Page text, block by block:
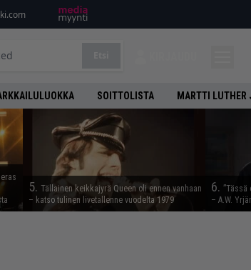
SOITTOLISTA MARTTI
5. Tällainen keikkajyrä Queen oli ennen vanhaan
– katso tulinen livetallenne vuodelta 1979
6. ”Tässä
– A.W.